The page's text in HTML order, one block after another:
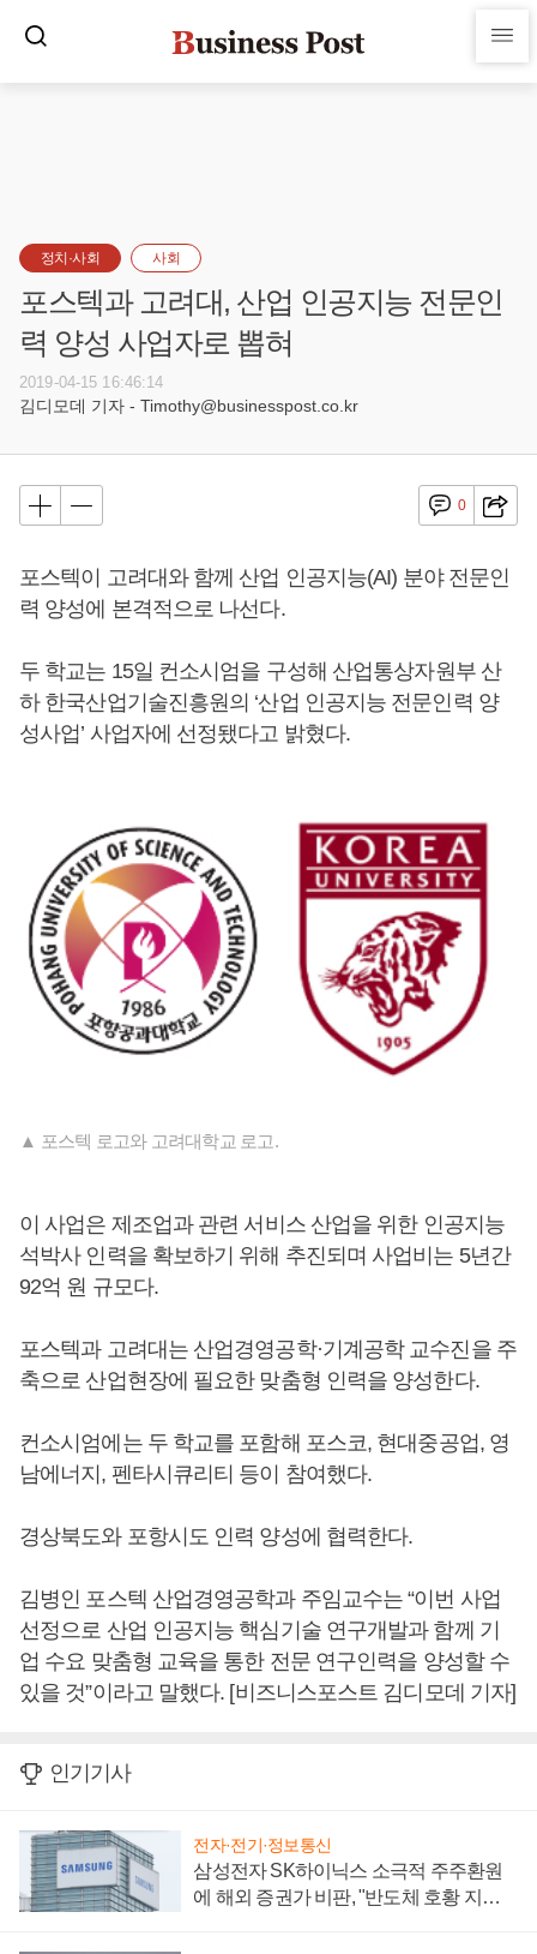
정치·사회 사회
포스텍과 고려대, 산업 인공지능 전문인
력 양성 사업자로 뽑혀
2019-04-15 16:46:14
김디모데 기자 - Timothy@businesspost.co.kr
0
포스텍이 고려대와 함께 산업 인공지능(AI) 분야 전문인
력 양성에 본격적으로 나선다.
두 학교는 15일 컨소시엄을 구성해 산업통상자원부 산
하 한국산업기술진흥원의 ‘산업 인공지능 전문인력 양
성사업’ 사업자에 선정됐다고 밝혔다.
▲ 포스텍 로고와 고려대학교 로고.
이 사업은 제조업과 관련 서비스 산업을 위한 인공지능
석박사 인력을 확보하기 위해 추진되며 사업비는 5년간
92억 원 규모다.
포스텍과 고려대는 산업경영공학·기계공학 교수진을 주
축으로 산업현장에 필요한 맞춤형 인력을 양성한다.
컨소시엄에는 두 학교를 포함해 포스코, 현대중공업, 영
남에너지, 펜타시큐리티 등이 참여했다.
경상북도와 포항시도 인력 양성에 협력한다.
김병인 포스텍 산업경영공학과 주임교수는 “이번 사업
선정으로 산업 인공지능 핵심기술 연구개발과 함께 기
업 수요 맞춤형 교육을 통한 전문 연구인력을 양성할 수
있을 것”이라고 말했다. [비즈니스포스트 김디모데 기자]
인기기사
전자·전기·정보통신
삼성전자 SK하이닉스 소극적 주주환원
에 해외 증권가 비판, "반도체 호황 지속